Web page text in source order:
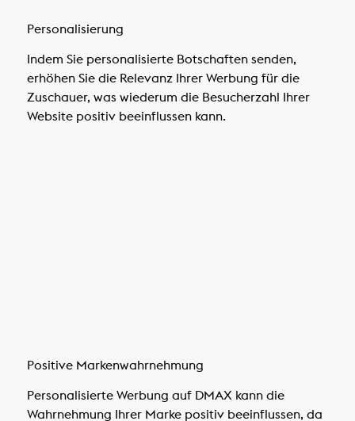
Personalisierung
Indem Sie personalisierte Botschaften senden,
erhöhen Sie die Relevanz Ihrer Werbung für die
Zuschauer, was wiederum die Besucherzahl Ihrer
Website positiv beeinflussen kann.
Positive Markenwahrnehmung
Personalisierte Werbung auf DMAX kann die
Wahrnehmung Ihrer Marke positiv beeinflussen, da